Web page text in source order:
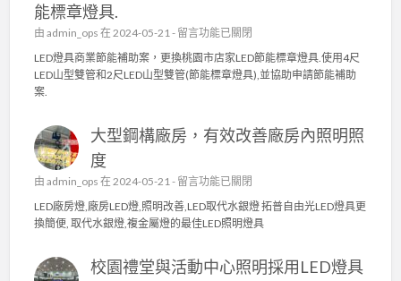
能標章燈具.
由 admin_ops 在 2024-05-21 - 在
〈
L
E
具
節
能
補
更
留言功能已關閉
LED燈具商業節能補助案，更換桃園市店家LED節能標章燈具.使用4尺
LED山型雙管和2尺LED山型雙管(節能標章燈具),並協助申請節能補助
案.
大型鋼構廠房，有效改善廠房內照明照
度
由 admin_ops 在 2024-05-21 - 在
〈
大
型
構
留言功能已關閉
LED廠房燈,廠房LED燈,照明改善,LED取代水銀燈 拓普自由光LED燈具更
換簡便, 取代水銀燈,複金屬燈的最佳LED照明燈具
校園禮堂與活動中心照明採用LED燈具